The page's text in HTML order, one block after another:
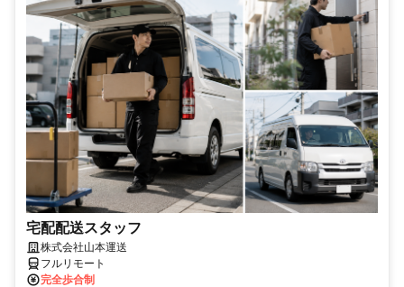
宅配配送スタッフ
株式会社山本運送
フルリモート
完全歩合制